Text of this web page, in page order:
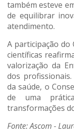
também esteve
de equilibrar
atendimento.
A participação do
científicas
valorização da
dos
da saúde, o
de uma
transformações
Fonte: Ascom -